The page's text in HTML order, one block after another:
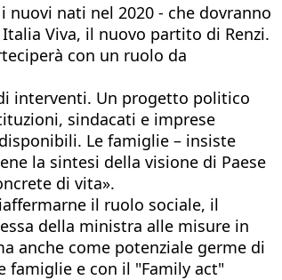
nuovi nati nel 2020 - che dovranno
Viva, il nuovo partito di Renzi.
con un ruolo da
interventi. Un progetto politico
sindacati e imprese
Le famiglie – insiste
la sintesi della visione di Paese
di vita».
il ruolo sociale, il
della ministra alle misure in
anche come potenziale germe di
famiglie e con il "Family act"